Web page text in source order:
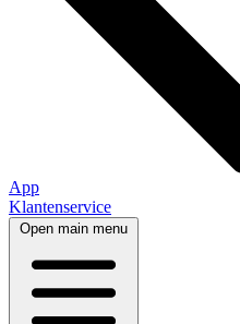
App
Klantenservice
Open main menu